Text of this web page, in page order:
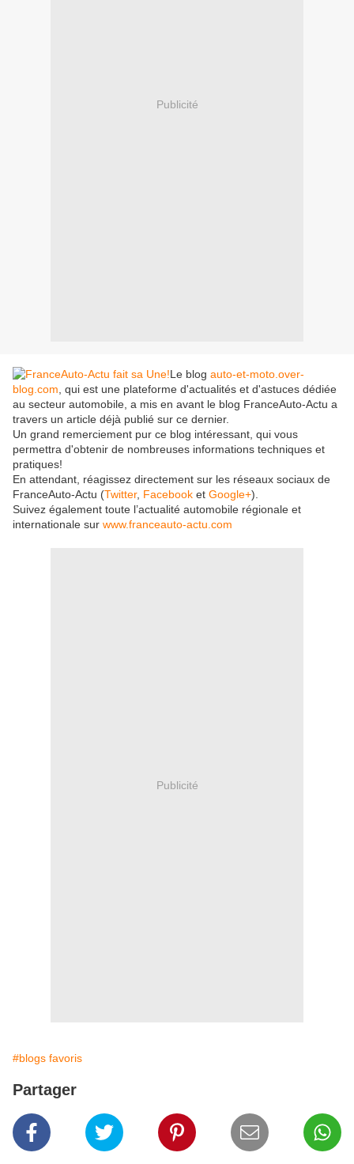
Publicité
Le blog auto-et-moto.over-
blog.com , qui est une plateforme d'actualités et d'astuces dédiée
au secteur automobile, a mis en avant le blog FranceAuto-Actu a
travers un article déjà publié sur ce dernier.
Un grand remerciement pur ce blog intéressant, qui vous
permettra d'obtenir de nombreuses informations techniques et
pratiques!
En attendant, réagissez directement sur les réseaux sociaux de
FranceAuto-Actu (Twitter, Facebook et Google+).
Suivez également toute l’actualité automobile régionale et
internationale sur www.franceauto-actu.com
Publicité
#blogs favoris
Partager